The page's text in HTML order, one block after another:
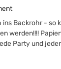
ins Backrohr - so
werden!!!!
Party und